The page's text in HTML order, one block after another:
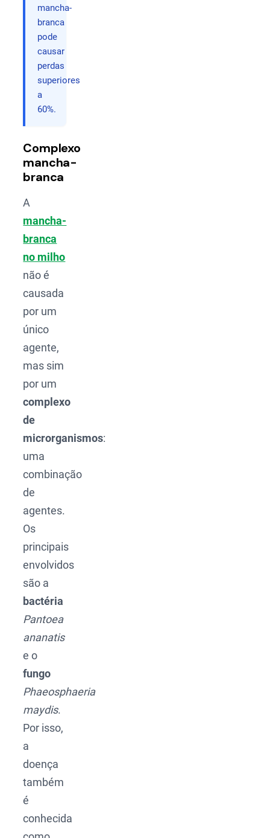
mancha-
branca
pode
causar
perdas
superiores
a
60%.
Complexo
mancha-
branca
A
mancha-
branca
no milho
não é
causada
por um
único
agente,
mas sim
por um
complexo
de
microrganismos:
uma
combinação
de
agentes.
Os
principais
envolvidos
são a
bactéria
Pantoea
ananatis
e o
fungo
Phaeosphaeria
maydis.
Por isso,
a
doença
também
é
conhecida